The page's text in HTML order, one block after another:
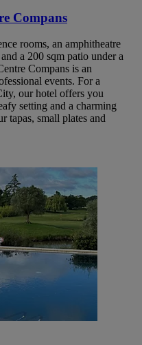
Compans
rooms, an amphitheatre
a 200 sqm patio under a
Compans is an
events. For a
our hotel offers you
setting and a charming
tapas, small plates and